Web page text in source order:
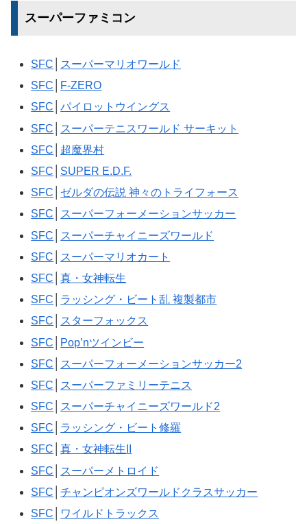
スーパーファミコン
SFC
スーパーマリオワールド
SFC
F-ZERO
SFC │パイロットウイングス
SFC
スーパーテニスワールド サーキット
SFC
超魔界村
SFC
SUPER E.D.F.
SFC
ゼルダの伝説 神々のトライフォース
SFC
スーパーフォーメーションサッカー
SFC
スーパーチャイニーズワールド
SFC
スーパーマリオカート
SFC │真・女神転生
SFC
ラッシング・ビート乱 複製都市
SFC
スターフォックス
SFC
Pop’nツインビー
SFC
スーパーフォーメーションサッカー2
SFC
スーパーファミリーテニス
SFC
スーパーチャイニーズワールド2
SFC
ラッシング・ビート修羅
SFC │真・女神転生II
SFC
スーパーメトロイド
SFC │チャンピオンズワールドクラスサッカー
SFC
ワイルドトラックス